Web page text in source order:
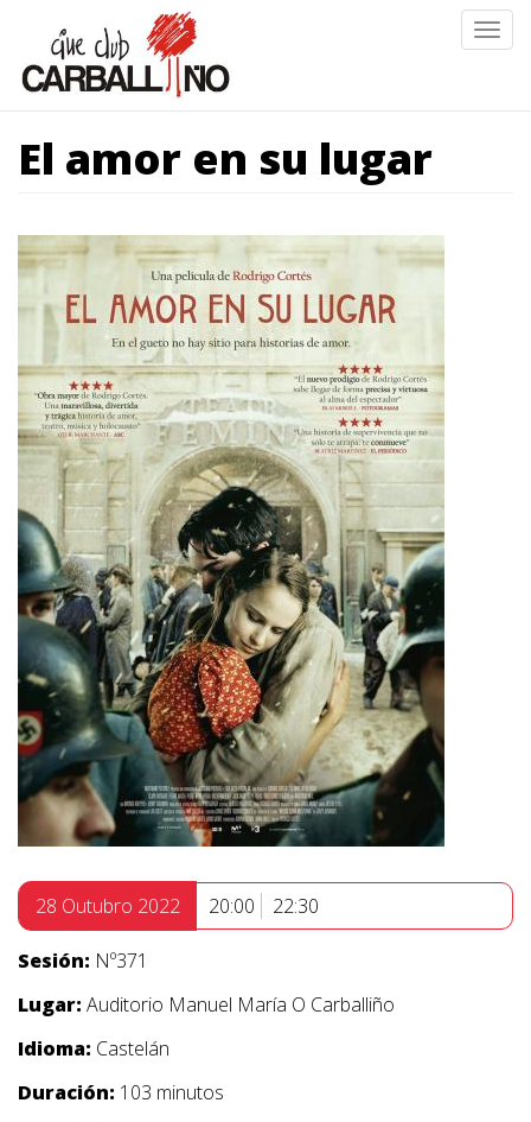
contido
principal
El amor en su lugar
28 Outubro 2022 20:00 22:30
Sesión: Nº371
Lugar: Auditorio Manuel María O Carballiño
Idioma: Castelán
Duración: 103 minutos